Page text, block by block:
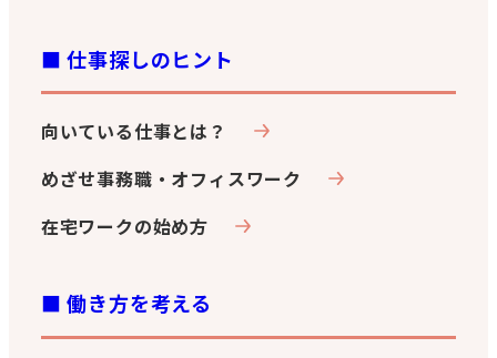
■ 仕事探しのヒント
向いている仕事とは？
めざせ事務職・オフィスワーク
在宅ワークの始め方
■ 働き方を考える